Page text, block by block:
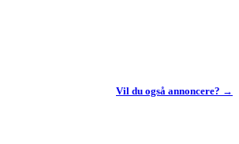
Vil du også annoncere? →